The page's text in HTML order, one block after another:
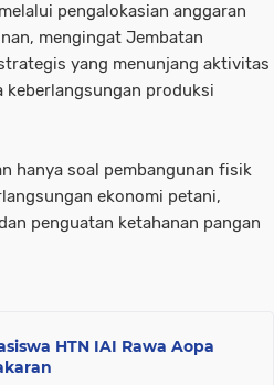
pengalokasian anggaran
mengingat Jembatan
yang menunjang aktivitas
produksi
hanya soal pembangunan fisik
ekonomi petani,
penguatan ketahanan pangan
HTN IAI Rawa Aopa